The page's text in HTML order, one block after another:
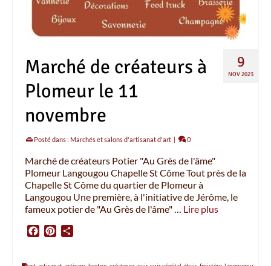
9
NOV 2023
Marché de créateurs à
Plomeur le 11
novembre
Posté dans : Marchés et salons d'artisanat d'art | 0
Marché de créateurs Potier "Au Grès de l'âme"
Plomeur Langougou Chapelle St Côme Tout près de la
Chapelle St Côme du quartier de Plomeur à
Langougou Une première, à l'initiative de Jérôme, le
fameux potier de "Au Grès de l'âme" … Lire plus
FacebookPinterest